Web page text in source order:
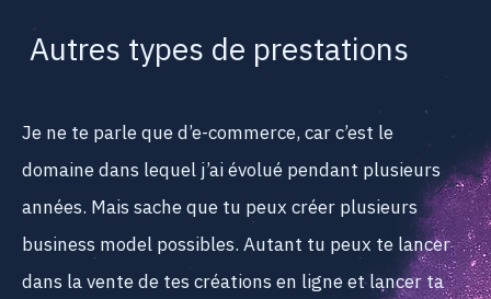
Autres types de prestations
Je ne te parle que d’e-commerce, car c’est le
domaine dans lequel j’ai évolué pendant plusieurs
années. Mais sache que tu peux créer plusieurs
business model possibles. Autant tu peux te lancer
dans la vente de tes créations en ligne et lancer ta